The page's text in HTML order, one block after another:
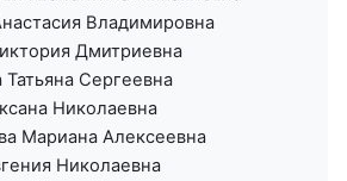
Владимировна
Дмитриевна
Татьяна Сергеевна
Николаевна
Мариана Алексеевна
Николаевна